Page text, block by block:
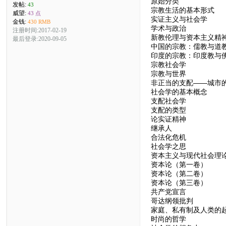
发帖:43
威望:43 点
金钱:430 RMB
注册时间:2017-02-19
最后登录:2020-09-05
宗教生活的基本形式
实证主义与社会学
学术与政治
新教伦理与资本主义精
中国的宗教：儒教与道
印度的宗教：印度教与
宗教社会学
宗教与世界
非正当的支配——城市
社会学的基本概念
支配社会学
支配的类型
论实证精神
继承人
合法化危机
社会学之思
资本主义与现代社会理
资本论（第一卷）
资本论（第二卷）
资本论（第三卷）
共产党宣言
哥达纲领批判
家庭、私有制及人类的
时尚的哲学